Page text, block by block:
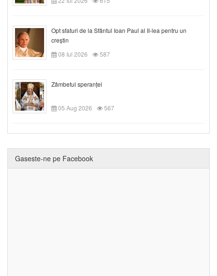
Opt sfaturi de la Sfântul Ioan Paul al II-lea pentru un
creștin
08 Iul 2026
587
Zâmbetul speranței
05 Aug 2026 567
Gaseste-ne pe Facebook